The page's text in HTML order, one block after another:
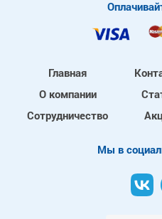
Главная
О компании
Сотрудничество
Mы в